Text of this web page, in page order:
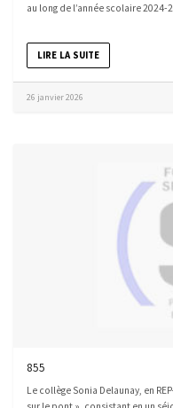
au long de l’année scolaire
LIRE LA SUITE
26 janvier 2026
855
Le collège Sonia Delaunay, en